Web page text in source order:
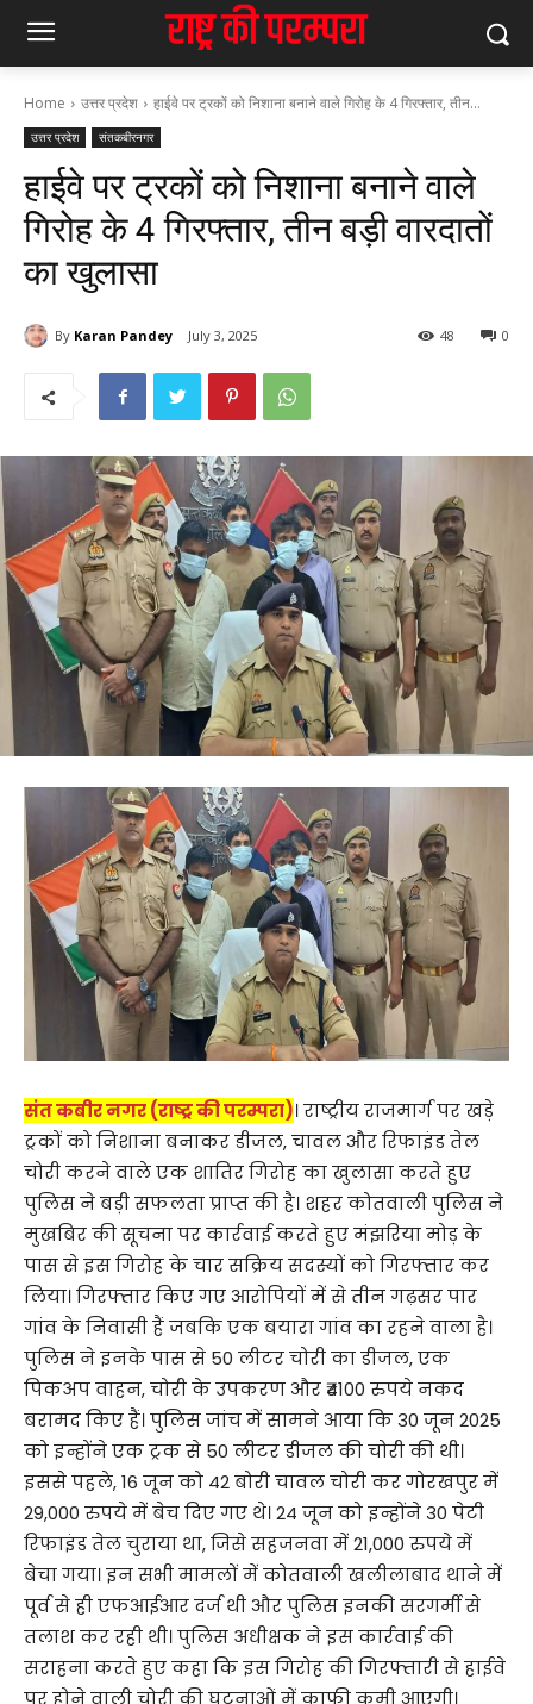
Home उत्तर प्रदेश हाईवे पर ट्रकों को निशाना बनाने वाले गिरोह के 4 गिरफ्तार, तीन...
उत्तर प्रदेश संतकबीरनगर
हाईवे पर ट्रकों को निशाना बनाने वाले
गिरोह के 4 गिरफ्तार, तीन बड़ी वारदातों
का खुलासा
By Karan Pandey July 3, 2025 0
48
संत कबीर नगर (राष्ट्र की परम्परा)। राष्ट्रीय राजमार्ग पर खड़े
ट्रकों को निशाना बनाकर डीजल, चावल और रिफाइंड तेल
चोरी करने वाले एक शातिर गिरोह का खुलासा करते हुए
पुलिस ने बड़ी सफलता प्राप्त की है। शहर कोतवाली पुलिस ने
मुखबिर की सूचना पर कार्रवाई करते हुए मंझरिया मोड़ के
पास से इस गिरोह के चार सक्रिय सदस्यों को गिरफ्तार कर
लिया। गिरफ्तार किए गए आरोपियों में से तीन गढ़सर पार
गांव के निवासी हैं जबकि एक बयारा गांव का रहने वाला है।
पुलिस ने इनके पास से 50 लीटर चोरी का डीजल, एक
पिकअप वाहन, चोरी के उपकरण और ₹4100 रुपये नकद
बरामद किए हैं। पुलिस जांच में सामने आया कि 30 जून 2025
को इन्होंने एक ट्रक से 50 लीटर डीजल की चोरी की थी।
इससे पहले, 16 जून को 42 बोरी चावल चोरी कर गोरखपुर में
29,000 रुपये में बेच दिए गए थे। 24 जून को इन्होंने 30 पेटी
रिफाइंड तेल चुराया था, जिसे सहजनवा में 21,000 रुपये में
बेचा गया। इन सभी मामलों में कोतवाली खलीलाबाद थाने में
पूर्व से ही एफआईआर दर्ज थी और पुलिस इनकी सरगर्मी से
तलाश कर रही थी। पुलिस अधीक्षक ने इस कार्रवाई की
सराहना करते हुए कहा कि इस गिरोह की गिरफ्तारी से हाईवे
पर होने वाली चोरी की घटनाओं में काफी कमी आएगी।